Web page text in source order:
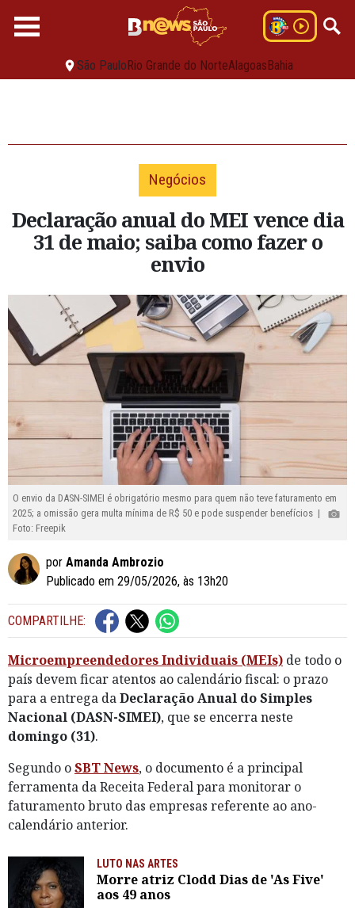
São PauloRio Grande do NorteAlagoasBahia
Negócios
Declaração anual do MEI vence dia
31 de maio; saiba como fazer o
envio
O envio da DASN-SIMEI é obrigatório mesmo para quem não teve faturamento em
2025; a omissão gera multa mínima de R$ 50 e pode suspender benefícios |
Foto: Freepik
por Amanda Ambrozio
Publicado em 29/05/2026, às 13h20
COMPARTILHE:
Microempreendedores Individuais (MEIs) de todo o
país devem ficar atentos ao calendário fiscal: o prazo
para a entrega daDeclaração Anual do Simples
Nacional (DASN-SIMEI), que se encerra neste
domingo (31).
Segundo oSBT News, o documento é a principal
ferramenta da Receita Federal para monitorar o
faturamento bruto das empresas referente ao ano-
calendário anterior.
LUTO NAS ARTES
Morre atriz Clodd Dias de 'As Five'
aos 49 anos